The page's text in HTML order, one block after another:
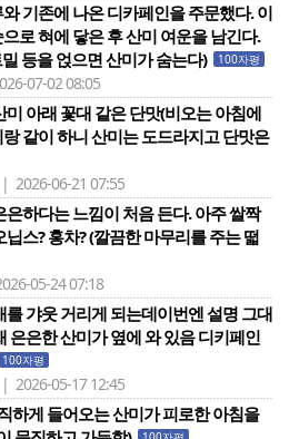
기존에 나온 디카페인을 주문했다. 이
로 혀에 닿은 후 산미 여운을 남긴다.
등을 얹으면 산미가 숨는다)
100자평
07-02 08:05
아래 꽃대 같은 단맛(비오는 아침에
같이 하니 산미는 도드라지고 단맛은
2026-06-21 07:55
하다는 느낌이 처음 든다. 아주 쌀짝
스? 홍차? (깔끔한 마무리를 주는 떫
05-24 07:18
갸웃 거리게 되는데이번엔 설명 그대
은은한 산미가 옆에 와 있음 디키페인
100자평
2026-05-17 12:45
하게 들어오는 산미가 피로한 아침을